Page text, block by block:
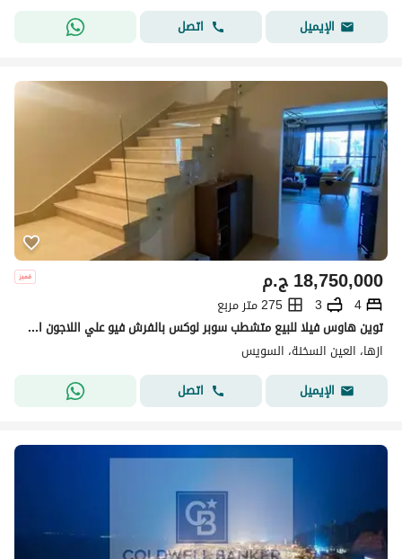
الإيميل
اتصل
ج.م18,750,000
4
3
275 متر مربع
توين هاوس فيلا للبيع متشطب سوبر لوكس بالفرش فيو علي اللاجون استلام فوري في ازها السخنة Azha Sokhna
ازها، العين السخنة، السويس
الإيميل
اتصل